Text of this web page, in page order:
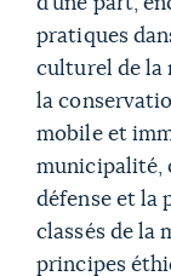
pratiques
culturel de la
la
mobile et
municipalité,
défense et la
classés de la
principes